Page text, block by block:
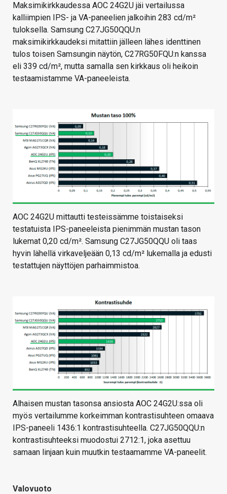
Maksimikirkkaudessa AOC 24G2U jäi vertailussa
kalliimpien IPS- ja VA-paneelien jalkoihin 283 cd/m²
tuloksella. Samsung C27JG50QQU:n
maksimikirkkaudeksi mitattiin jälleen lähes identtinen
tulos toisen Samsungin näytön, C27RG50FQU:n kanssa
eli 339 cd/m², mutta samalla sen kirkkaus oli heikoin
testaamistamme VA-paneeleista.
AOC 24G2U mittautti testeissämme toistaiseksi
testatuista IPS-paneeleista pienimmän mustan tason
lukemat 0,20 cd/m². Samsung C27JG50QQU oli taas
hyvin lähellä virkaveljeään 0,13 cd/m² lukemalla ja edusti
testattujen näyttöjen parhaimmistoa.
Alhaisen mustan tasonsa ansiosta AOC 24G2U:ssa oli
myös vertailumme korkeimman kontrastisuhteen omaava
IPS-paneeli 1436:1 kontrastisuhteella. C27JG50QQU:n
kontrastisuhteeksi muodostui 2712:1, joka asettuu
samaan linjaan kuin muutkin testaamamme VA-paneelit.
Valovuoto